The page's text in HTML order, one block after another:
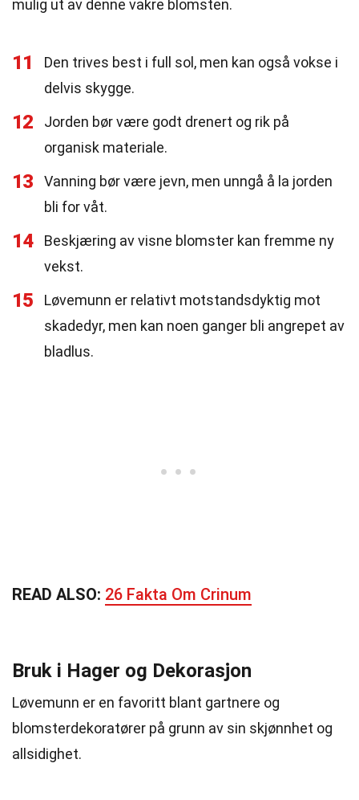
mulig ut av denne vakre blomsten.
11
Den trives best i full sol, men kan også vokse i
delvis skygge.
12
Jorden bør være godt drenert og rik på
organisk materiale.
13
Vanning bør være jevn, men unngå å la jorden
bli for våt.
14
Beskjæring av visne blomster kan fremme ny
vekst.
15
Løvemunn er relativt motstandsdyktig mot
skadedyr, men kan noen ganger bli angrepet av
bladlus.
READ ALSO: 26 Fakta Om Crinum
Bruk i Hager og Dekorasjon
Løvemunn er en favoritt blant gartnere og
blomsterdekoratører på grunn av sin skjønnhet og
allsidighet.